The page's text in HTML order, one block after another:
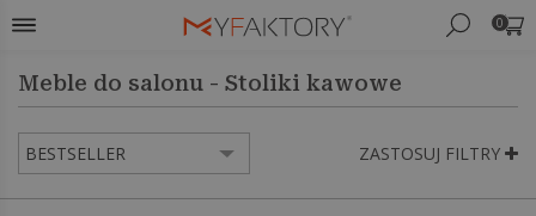
0
Meble do salonu - Stoliki kawowe
ZASTOSUJ FILTRY